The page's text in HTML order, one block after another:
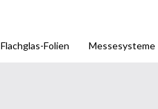
Flachglas-Folien Messesysteme